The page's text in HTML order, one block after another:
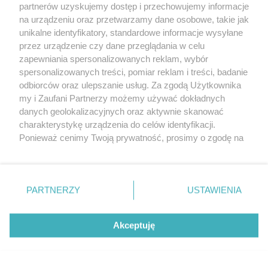
O FIRMIE POLITYKA PRYWATNOŚCI HOSTING
REKLAMA WSPÓŁPRACA RSS FACEBOOK KONTAKT
Nasze serwisy
Aktualności
Tcz24
Historia miasta
Muzyka i kultura
Archiwum wydarzeń
Zdjęcia miasta
partnerów uzyskujemy dostęp i przechowujemy informacje
na urządzeniu oraz przetwarzamy dane osobowe, takie jak
unikalne identyfikatory, standardowe informacje wysyłane
przez urządzenie czy dane przeglądania w celu
zapewniania spersonalizowanych reklam, wybór
spersonalizowanych treści, pomiar reklam i treści, badanie
odbiorców oraz ulepszanie usług. Za zgodą Użytkownika
my i Zaufani Partnerzy możemy używać dokładnych
danych geolokalizacyjnych oraz aktywnie skanować
charakterystykę urządzenia do celów identyfikacji.
Ponieważ cenimy Twoją prywatność, prosimy o zgodę na
znajdujący się w lewym dolnym rogu strony
. Niektóre
przetwarzaniu. Preferencje będą miały zastosowania tylko
PARTNERZY USTAWIENIA
Akceptuję